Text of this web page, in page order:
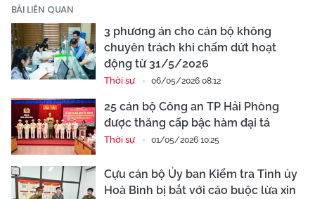
BÀI LIÊN QUAN
3 phương án cho cán bộ không
chuyên trách khi chấm dứt hoạt
động từ 31/5/2026
Thời sự 06/05/2026 08:12
25 cán bộ Công an TP Hải Phòng
được thăng cấp bậc hàm đại tá
Thời sự 01/05/2026 10:25
Cựu cán bộ Ủy ban Kiểm tra Tỉnh ủy
Hoà Bình bị bắt với cáo buộc lừa xin